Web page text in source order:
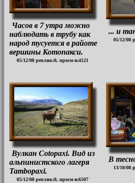
Часов в 7 утра можно
наблюдать в трубу как
народ тусуется в райоте
вершины Котопакси.
05/12/08 реплик:0, просм-в:4121
... и
05/12/08
Вулкан Cotopaxi. Вид из
альпинистского лагеря
Tambopaxi.
05/12/08 реплик:0, просм-в:6507
В
13/10/08